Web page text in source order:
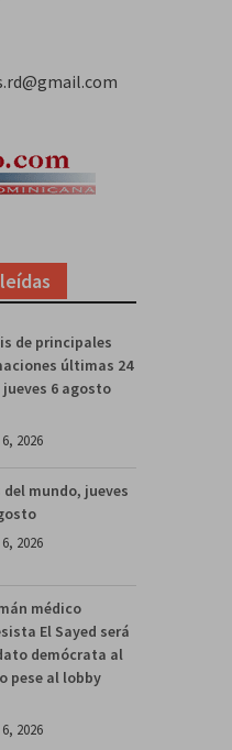
de principales
últimas 24
6 agosto
2026
del mundo, jueves
2026
médico
El Sayed será
demócrata al
pese al lobby
2026